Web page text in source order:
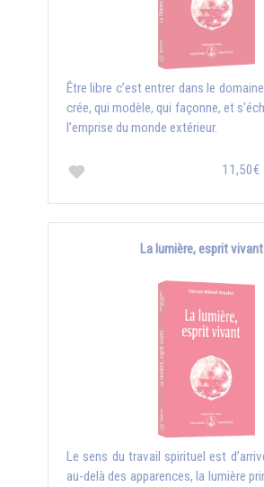
Être libre c’est entrer dans le
crée, qui modèle, qui façonne, et
l’emprise du monde extérieur.
11,50€
La lumière, esprit vivant
Le sens du travail spirituel est
au-delà des apparences, la lumière